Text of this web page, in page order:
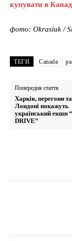
купувати в
фото: Okrasiuk /
ТЕГИ Canada
Попередня стаття
Харків, перегони
Лондоні покажуть
український екшн
DRIVE”